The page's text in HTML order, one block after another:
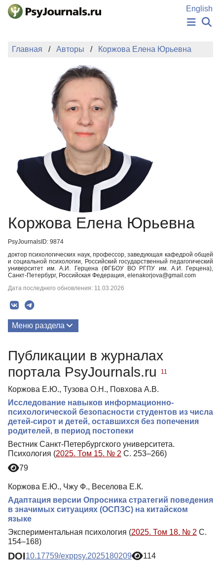
Перейти к основному содержанию
English
НОВОСТИ
АВТОРЫ
ПОДАТЬ РУКОПИСЬ
БАЗА ЗНАНИЙ
КЛЮЧЕВЫЕ СЛОВА
Регистрация
Главная Авторы Коржова Елена Юрьевна
Коржова Елена Юрьевна
PsyJournalsID: 9874
доктор психологических наук, профессор, заведующая кафедрой общей
и социальной психологии, Российский государственный педагогический
университет им. А.И. Герцена (ФГБОУ ВО РГПУ им. А.И. Герцена),
Санкт-Петербург, Российская Федерация, elenakorjova@gmail.com
Дата последнего обновления: 11.03.2026
Меню раздела
Биография
Медиа-материалы
Публикации в журналах
портала PsyJournals.ru
11
Коржова Е.Ю., Тузова О.Н., Повхова А.В.
Исследование навыков информационно-
психологической безопасности студентов из числа
детей-сирот и детей, оставшихся без попечения
родителей, в период постопеки
Вестник Санкт-Петербургского университета.
Психология (2025. Том 15. № 2 С. 253–266)
79
Коржова Е.Ю., Чжу Ф., Веселова Е.К.
Адаптация версии Опросника стратегий поведения
в значимых ситуациях (ОСПЗС) на китайском
языке
Экспериментальная психология (2025. Том 18. № 2 С.
154–168)
DOI10.17759/exppsy.2025180209 114